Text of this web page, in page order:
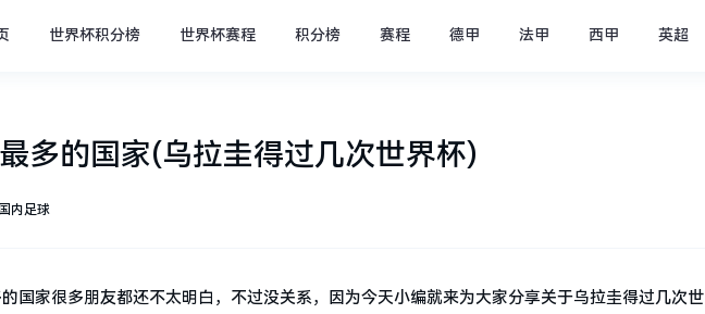
世界杯积分榜 世界杯赛程 积分榜 赛程 德甲 法甲 西甲 英超
多的国家(乌拉圭得过几次世界杯)
国内足球
国家很多朋友都还不太明白，不过没关系，因为今天小编就来为大家分享关于乌拉圭得过几次世